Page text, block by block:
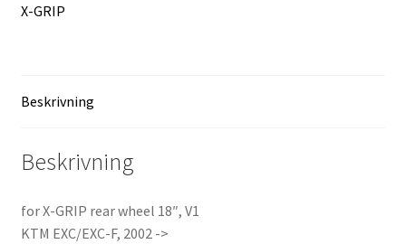
X-GRIP
Beskrivning
Beskrivning
for X-GRIP rear wheel 18″, V1
KTM EXC/EXC-F, 2002 ->